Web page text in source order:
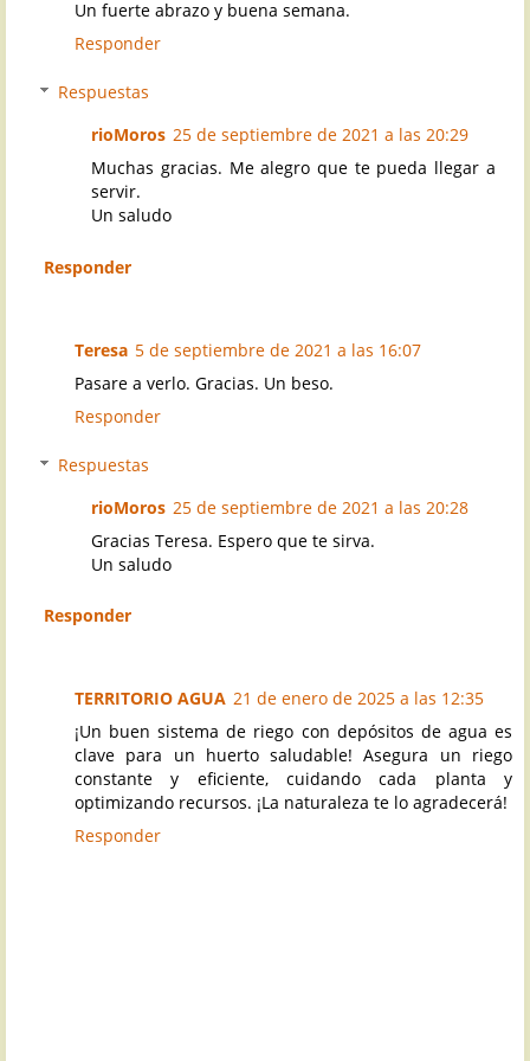
Un fuerte abrazo y buena semana.
Responder
Respuestas
rioMoros 25 de septiembre de 2021 a las 20:29
Muchas gracias. Me alegro que te pueda llegar a
servir.
Un saludo
Responder
Teresa 5 de septiembre de 2021 a las 16:07
Pasare a verlo. Gracias. Un beso.
Responder
Respuestas
rioMoros 25 de septiembre de 2021 a las 20:28
Gracias Teresa. Espero que te sirva.
Un saludo
Responder
TERRITORIO AGUA 21 de enero de 2025 a las 12:35
¡Un buen sistema de riego con depósitos de agua es
clave para un huerto saludable! Asegura un riego
constante y eficiente, cuidando cada planta y
optimizando recursos. ¡La naturaleza te lo agradecerá!
Responder